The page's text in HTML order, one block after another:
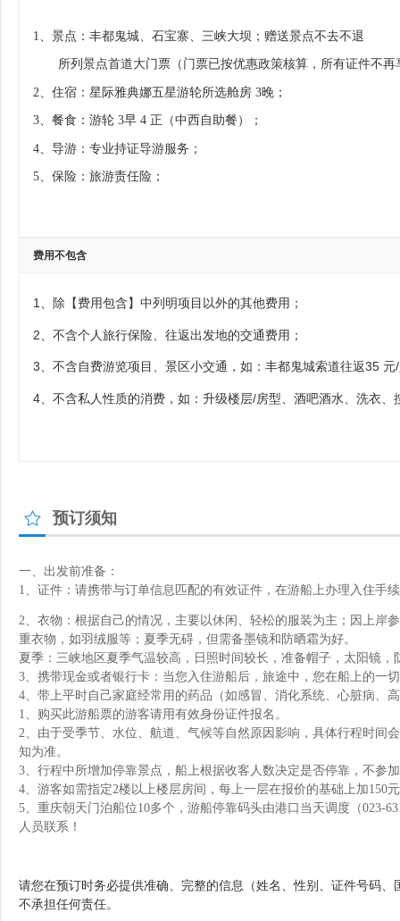
1、景点：丰都鬼城、石宝寨、三峡大坝； 赠送景点不去不退
所列景点首道大门票（门票已按优惠政策核算，所有证件不再
2、住宿：星际雅典娜五星游轮所选舱房 3晚；
3、餐食：游轮 3早 4 正（中西自助餐）；
4、导游：专业持证导游服务；
5、保险：旅游责任险；
费用不包含
1、除【费用包含】中列明项目以外的其他费用；
2、不含个人旅行保险、往返出发地的交通费用；
3、不含自费游览项目、景区小交通，如：丰都鬼城索道往返35
4、不含私人性质的消费，如：升级楼层/房型、酒吧酒水、洗衣
预订须知
一、出发前准备：
1、证件：请携带与订单信息匹配的有效证件，在游船上办理入住手
2、衣物：根据自己的情况，主要以休闲、轻松的服装为主；因上岸
重衣物，如羽绒服等；夏季无碍，但需备墨镜和防晒霜为好。
夏季：三峡地区夏季气温较高，日照时间较长，准备帽子，太阳镜，
3、携带现金或者银行卡：当您入住游船后，旅途中，您在船上的一
4、带上平时自己家庭经常用的药品（如感冒、消化系统、心脏病、
1、购买此游船票的游客请用有效身份证件报名。
2、由于受季节、水位、航道、气候等自然原因影响，具体行程时间
知为准。
3、行程中所增加停靠景点，船上根据收客人数决定是否停靠，不参
4、游客如需指定2楼以上楼层房间，每上一层在报价的基础上加
5、重庆朝天门泊船位10多个，游船停靠码头由港口当天调度（023-
人员联系！
请您在预订时务必提供准确、完整的信息（姓名、性别、证件号码
不承担任何责任。